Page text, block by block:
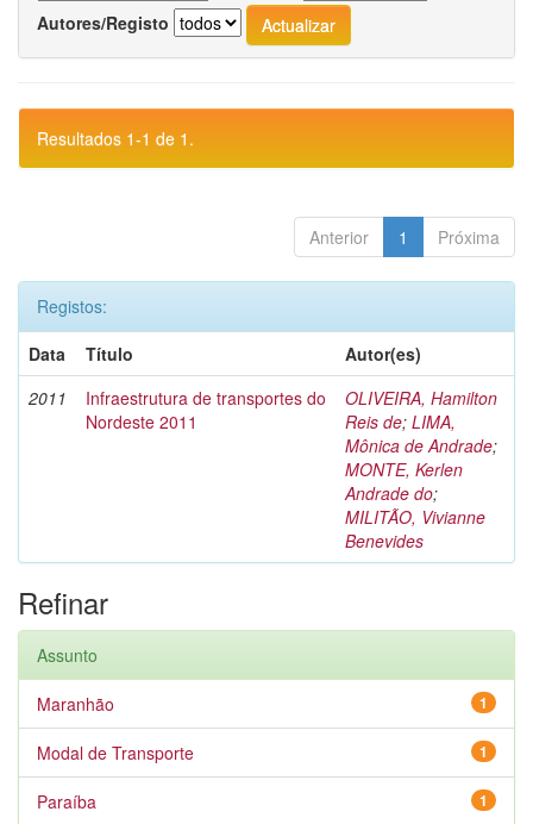
Autores/Registo
Resultados 1-1 de 1.
Anterior 1 Próxima
Registos:
Data
Título
Autor(es)
2011
Infraestrutura de transportes do
Nordeste 2011
OLIVEIRA, Hamilton
Reis de; LIMA,
Mônica de Andrade;
MONTE, Kerlen
Andrade do;
MILITÃO, Vivianne
Benevides
Refinar
Assunto
1
Maranhão
1
Modal de Transporte
1
Paraíba